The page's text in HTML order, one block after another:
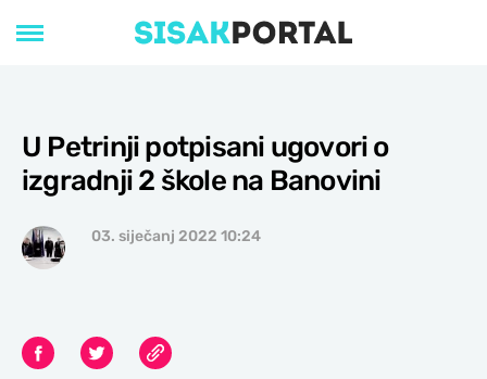
U Petrinji potpisani ugovori o
izgradnji 2 škole na Banovini
03. siječanj 2022 10:24